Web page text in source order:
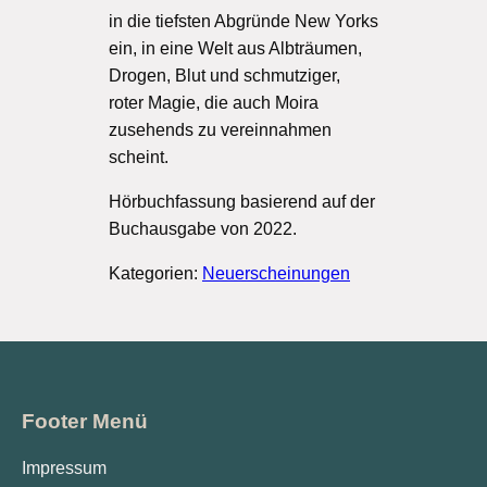
in die tiefsten Abgründe New Yorks
ein, in eine Welt aus Albträumen,
Drogen, Blut und schmutziger,
roter Magie, die auch Moira
zusehends zu vereinnahmen
scheint.
Hörbuchfassung basierend auf der
Buchausgabe von 2022.
Kategorien: Neuerscheinungen
Footer Menü
Impressum